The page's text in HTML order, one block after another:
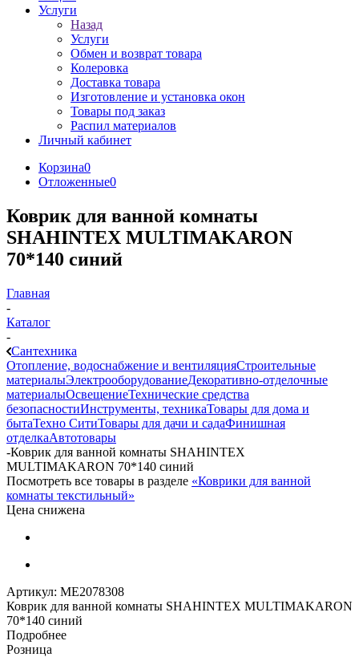
Услуги
Назад
Услуги
Обмен и возврат товара
Колеровка
Доставка товара
Изготовление и установка окон
Товары под заказ
Распил материалов
Личный кабинет
Корзина0
Отложенные0
Коврик для ванной комнаты
SHAHINTEX MULTIMAKARON
70*140 синий
Главная
-
Каталог
-
Сантехника
Отопление, водоснабжение и вентиляцияСтроительные
материалыЭлектрооборудованиеДекоративно-отделочные
материалыОсвещениеТехнические средства
безопасностиИнструменты, техникаТовары для дома и
бытаТехно СитиТовары для дачи и садаФинишная
отделкаАвтотовары
-Коврик для ванной комнаты SHAHINTEX
MULTIMAKARON 70*140 синий
Посмотреть все товары в разделе «Коврики для ванной
комнаты текстильный»
Цена снижена
Артикул: МЕ2078308
Коврик для ванной комнаты SHAHINTEX MULTIMAKARON
70*140 синий
Подробнее
Розница